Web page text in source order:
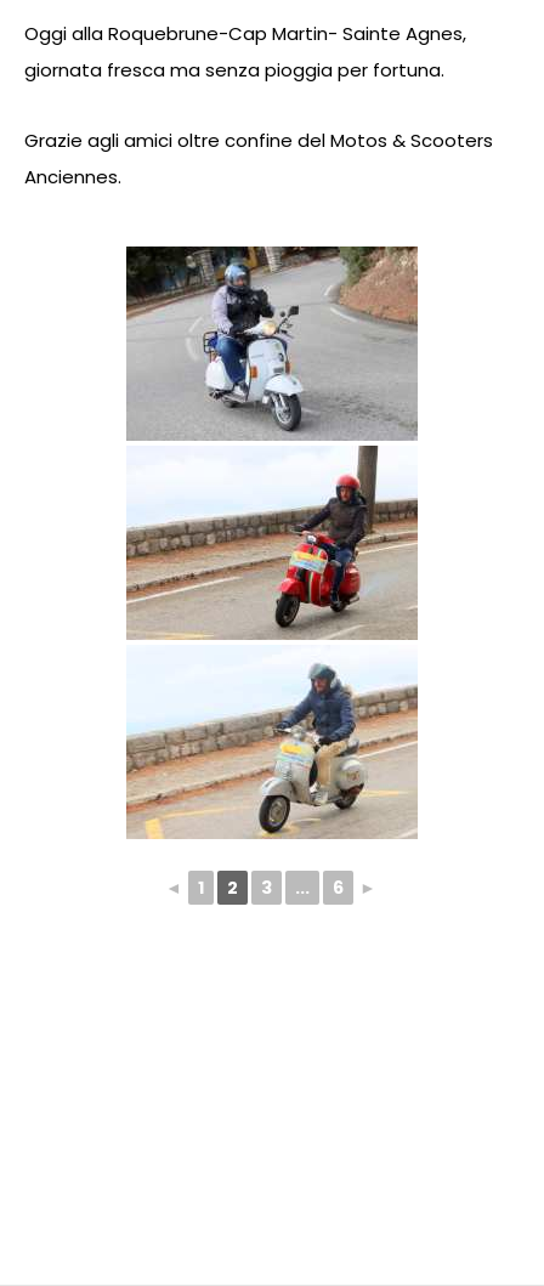
Oggi alla Roquebrune-Cap Martin- Sainte Agnes,
giornata fresca ma senza pioggia per fortuna.
Grazie agli amici oltre confine del Motos & Scooters
Anciennes.
◄ 1 2 3 ... 6 ►